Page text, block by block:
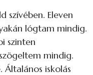
szívében. Eleven
lógtam mindig.
szinten
mindig.
iskolás